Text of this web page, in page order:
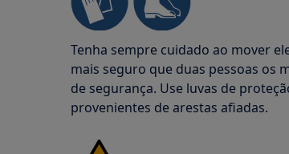
Tenha sempre cuidado ao mover
mais seguro que duas pessoas os
de segurança. Use luvas de
provenientes de arestas afiadas.